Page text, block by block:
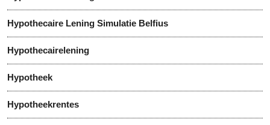
Hypothecaire Lening Simulatie Belfius
Hypothecairelening
Hypotheek
Hypotheekrentes